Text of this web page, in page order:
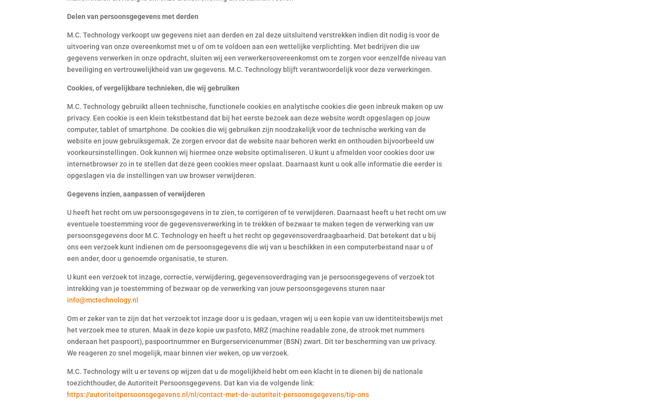
Delen van persoonsgegevens met derden
M.C. Technology verkoopt uw gegevens niet aan derden en zal deze uitsluitend verstrekken indien dit nodig is voor de
uitvoering van onze overeenkomst met u of om te voldoen aan een wettelijke verplichting. Met bedrijven die uw
gegevens verwerken in onze opdracht, sluiten wij een verwerkersovereenkomst om te zorgen voor eenzelfde niveau van
beveiliging en vertrouwelijkheid van uw gegevens. M.C. Technology blijft verantwoordelijk voor deze verwerkingen.
Cookies, of vergelijkbare technieken, die wij gebruiken
M.C. Technology gebruikt alleen technische, functionele cookies en analytische cookies die geen inbreuk maken op uw
privacy. Een cookie is een klein tekstbestand dat bij het eerste bezoek aan deze website wordt opgeslagen op jouw
computer, tablet of smartphone. De cookies die wij gebruiken zijn noodzakelijk voor de technische werking van de
website en jouw gebruiksgemak. Ze zorgen ervoor dat de website naar behoren werkt en onthouden bijvoorbeeld uw
voorkeursinstellingen. Ook kunnen wij hiermee onze website optimaliseren. U kunt u afmelden voor cookies door uw
internetbrowser zo in te stellen dat deze geen cookies meer opslaat. Daarnaast kunt u ook alle informatie die eerder is
opgeslagen via de instellingen van uw browser verwijderen.
Gegevens inzien, aanpassen of verwijderen
U heeft het recht om uw persoonsgegevens in te zien, te corrigeren of te verwijderen. Daarnaast heeft u het recht om uw
eventuele toestemming voor de gegevensverwerking in te trekken of bezwaar te maken tegen de verwerking van uw
persoonsgegevens door M.C. Technology en heeft u het recht op gegevensoverdraagbaarheid. Dat betekent dat u bij
ons een verzoek kunt indienen om de persoonsgegevens die wij van u beschikken in een computerbestand naar u of
een ander, door u genoemde organisatie, te sturen.
U kunt een verzoek tot inzage, correctie, verwijdering, gegevensoverdraging van je persoonsgegevens of verzoek tot
intrekking van je toestemming of bezwaar op de verwerking van jouw persoonsgegevens sturen naar
info@mctechnology.nl
Om er zeker van te zijn dat het verzoek tot inzage door u is gedaan, vragen wij u een kopie van uw identiteitsbewijs met
het verzoek mee te sturen. Maak in deze kopie uw pasfoto, MRZ (machine readable zone, de strook met nummers
onderaan het paspoort), paspoortnummer en Burgerservicenummer (BSN) zwart. Dit ter bescherming van uw privacy.
We reageren zo snel mogelijk, maar binnen vier weken, op uw verzoek.
M.C. Technology wilt u er tevens op wijzen dat u de mogelijkheid hebt om een klacht in te dienen bij de nationale
toezichthouder, de Autoriteit Persoonsgegevens. Dat kan via de volgende link:
https://autoriteitpersoonsgegevens.nl/nl/contact-met-de-autoriteit-persoonsgegevens/tip-ons